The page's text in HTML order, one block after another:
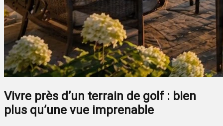
Vivre près d’un terrain de golf : bien
plus qu’une vue imprenable